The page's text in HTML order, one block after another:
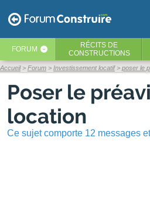
FORUM ‹ RÉCITS DE
CONSTRUCTIONS
Accueil Forum Investissement locatif poser le
Poser le
location
Ce sujet comporte 12 messages